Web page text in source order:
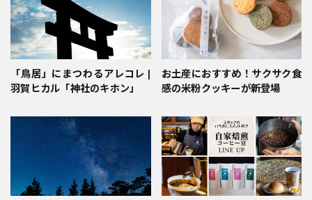
「鳥居」にまつわるアレコレ |
羽賀ヒカル「神社のキホン」
お土産におすすめ！サクサク食
感の米粉クッキーが新登場